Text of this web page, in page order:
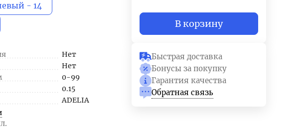
- 14
Нет
Нет
0-99
0.15
ADELIA
В корзину
Быстрая доставка
Бонусы за покупку
Гарантия качества
Обратная связь